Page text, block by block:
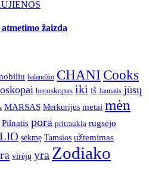
žaizda
balandžio CHANI Cooks
horoskopas iki IŠ Jaunatis jūsų
MARSAS Merkurijus metai mėn
Pilnatis pora pritraukia rugsėjo
sėkmę Tamsios užtemimas
virėjų yra Zodiako